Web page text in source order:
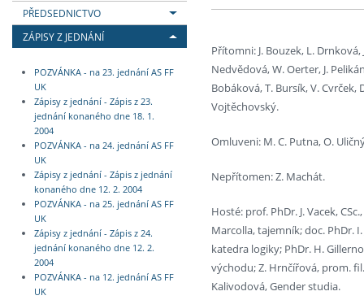
Absolventi fakulty
Fakultní školy FF UK
Vyjíždějící zaměstnanci
PŘEDSEDNICTVO
ZÁPISY Z JEDNÁNÍ
POZVÁNKA - na 23. jednání AS FF
UK
Zápisy z jednání - Zápis z 23.
jednání konaného dne 18. 1.
2004
POZVÁNKA - na 24. jednání AS FF
UK
Zápisy z jednání - Zápis z jednání
konaného dne 12. 2. 2004
POZVÁNKA - na 25. jednání AS FF
UK
Zápisy z jednání - Zápis z 24.
jednání konaného dne 12. 2.
2004
POZVÁNKA - na 12. jednání AS FF
UK
Přítomni: J. Bouzek, L. Drnková,
Nedvědová, W. Oerter, J.
Bobáková, T. Bursík, V. Cvrček,
Vojtěchovský.
Omluveni: M. C. Putna, O.
Nepřítomen: Z. Machát.
Hosté: prof. PhDr. J. Vacek,
Marcolla, tajemník; doc. PhDr. I.
katedra logiky; PhDr. H.
východu; Z. Hrnčířová, prom.
Kalivodová, Gender studia.